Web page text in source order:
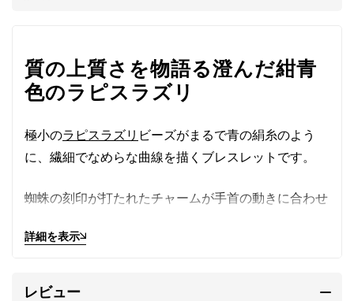
質の上質さを物語る澄んだ紺青
色のラピスラズリ
極小のラピスラズリ ビーズがまるで青の絹糸のよう
に、繊細でなめらな曲線を描くブレスレットです。
蜘蛛の刻印が打たれたチャームが手首の動きに合わせ
マットな質感で紺青色に澄んだ色合いは質の上質さを
詳細を表示
レビュー